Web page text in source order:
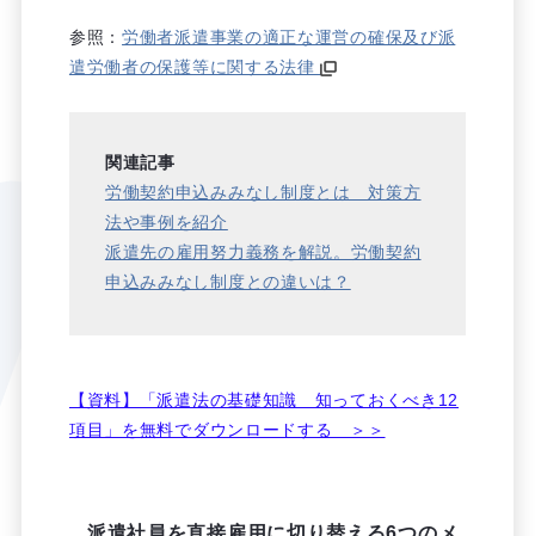
参照：労働者派遣事業の適正な運営の確保及び派
遣労働者の保護等に関する法律
関連記事
労働契約申込みみなし制度とは 対策方
法や事例を紹介
派遣先の雇用努力義務を解説。労働契約
申込みみなし制度との違いは？
【資料】「派遣法の基礎知識 知っておくべき12
項目」を無料でダウンロードする ＞＞